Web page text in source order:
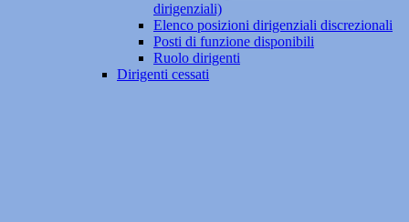
dirigenziali)
Elenco posizioni dirigenziali discrezionali
Posti di funzione disponibili
Ruolo dirigenti
Dirigenti cessati